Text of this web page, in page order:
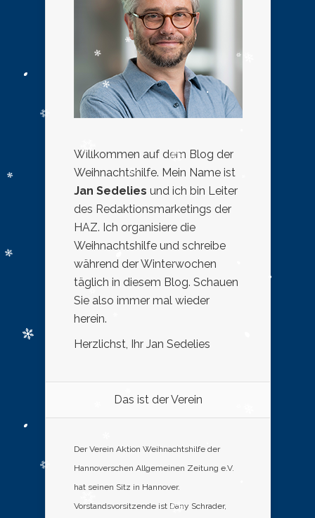
Willkommen auf dem Blog der
Weihnachtshilfe. Mein Name ist
Jan Sedelies und ich bin Leiter
des Redaktionsmarketings der
HAZ. Ich organisiere die
Weihnachtshilfe und schreibe
während der Winterwochen
täglich in diesem Blog. Schauen
Sie also immer mal wieder
herein.
Herzlichst, Ihr Jan Sedelies
Das ist der Verein
Der Verein Aktion Weihnachtshilfe der
Hannoverschen Allgemeinen Zeitung e.V.
hat seinen Sitz in Hannover.
Vorstandsvorsitzende ist Dany Schrader,